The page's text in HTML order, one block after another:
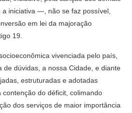
iniciativa —, não se faz possível,
em lei da majoração
19.
vivenciada pelo país,
de dúvidas, a nossa Cidade, e diante
estruturadas e adotadas
do déficit, colimando
dos serviços de maior importância